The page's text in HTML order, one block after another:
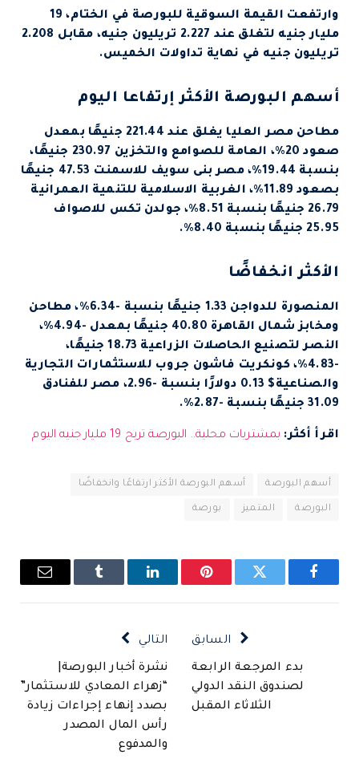
وارتفعت القيمة السوقية للبورصة في الختام، 19
مليار جنيه لتغلق عند 2.227 تريليون جنيه، مقابل 2.208
تريليون جنيه في نهاية تداولات الخميس.
أسهم البورصة الأكثر إرتفاعا اليوم
مطاحن مصر العليا يغلق عند 221.44 جنيهًا بمعدل
صعود 20%، العامة للصوامع والتخزين 230.97 جنيهًا،
بنسبة 19.44%، مصر بنى سويف للاسمنت 47.53 جنيهًا
بصعود 11.89%، الغربية الاسلامية للتنمية العمرانية
26.79 جنيهًا بنسبة 8.51%، جولدن تكس للاصواف
25.95 جنيهًا بنسبة 8.40%.
الأكثر انخفاضًا
المنصورة للدواجن 1.33 جنيهًا بنسبة -6.34%، مطاحن
ومخابز شمال القاهرة 40.80 جنيهًا بمعدل -4.94%،
النصر لتصنيع الحاصلات الزراعية 18.73 جنيهًا،
-4.83%، كونكريت فاشون جروب للاستثمارات التجارية
والصناعية$ 0.13 دولارًا بنسبة -2.96، مصر للفنادق
31.09 جنيهًا بنسبة -2.87%.
اقرأ أكثر: بمشتريات محلية.. البورصة تربح 19 مليار جنيه اليوم
أسهم البورصة أسهم البورصة الأكثر ارتفاعًا وانخفاضًا
البورصة المتميز بورصة
فيسبوك تويتر بينتيريستلينكدإن Tumblr
البريد
السابق
بدء المرجعة الرابعة
لصندوق النقد الدولي
الثلاثاء المقبل
التالي
نشرة أخبار البورصة|
“زهراء المعادي للاستثمار”
بصدد إنهاء إجراءات زيادة
رأس المال المصدر
والمدفوع